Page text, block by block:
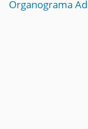
Organograma